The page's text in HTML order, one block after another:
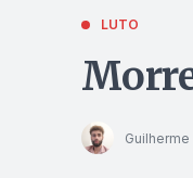
LUTO